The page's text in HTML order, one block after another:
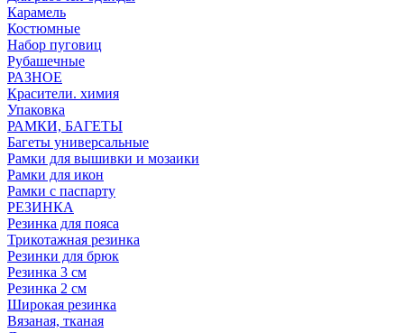
Карамель
Костюмные
Набор пуговиц
Рубашечные
РАЗНОЕ
Красители. химия
Упаковка
РАМКИ, БАГЕТЫ
Багеты универсальные
Рамки для вышивки и мозаики
Рамки для икон
Рамки с паспарту
РЕЗИНКА
Резинка для пояса
Трикотажная резинка
Резинки для брюк
Резинка 3 см
Резинка 2 см
Широкая резинка
Вязаная, тканая